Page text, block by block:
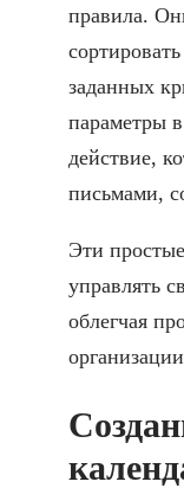
правила.
заданных
параметры
действие,
письмами,
Эти
управлять
облегчая